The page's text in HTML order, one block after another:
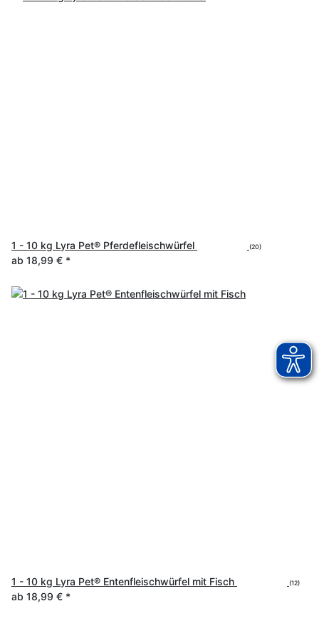
1 - 10 kg Lyra Pet® Pferdefleischwürfel (20)
ab 18,99 € *
1 - 10 kg Lyra Pet® Entenfleischwürfel mit Fisch (12)
ab 18,99 € *